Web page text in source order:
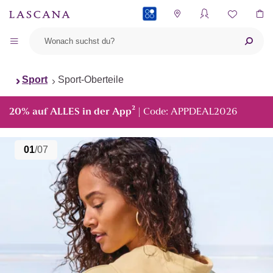
Sport Sport-Oberteile
20% auf ALLES in der App² | Code: APPDEAL2026
01/07